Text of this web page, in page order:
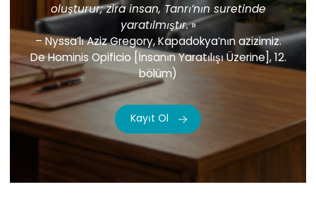
oluşturur; zira insan, Tanrı’nın suretinde
yaratılmıştır.»
– Nyssa’lı Aziz Gregory, Kapadokya’nın azizimiz.
De Hominis Opificio [İnsanın Yaratılışı Üzerine], 12.
bölüm)
Kayıt Ol